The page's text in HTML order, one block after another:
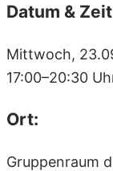
Datum &
Mittwoch,
17:00–20:30
Ort:
Gruppenraum